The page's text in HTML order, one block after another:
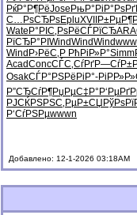
РќР°Р¶РёJose РњР°РіР°
С…РѕСЂРѕEpluXVII
Wate Р°РІС‚РѕРёСЃРїСЂ
РїСЂР°РІ WindWindWind
Wind Р›РёС‚Р РћРіР»Р°Simm
AcadConcСЃС‚СѓРґ
OsakСЃР°РЅРё РіР°-Рі
Р”СЂСѓР¶РџРµС‡Р°
РЈСЌРЅРЅС‚РµР±СЏ
Р‘СѓРЅРµwwwn
Добавлено: 12-1-2026 03:18AM